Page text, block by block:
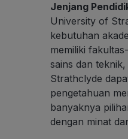
Jenjang
University of
kebutuhan
memiliki
sains dan
Strathclyde
pengetahuan
banyaknya
dengan minat